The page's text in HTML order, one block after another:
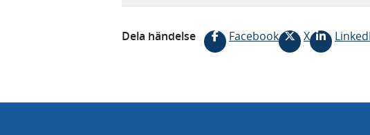
Dela händelse Facebook X